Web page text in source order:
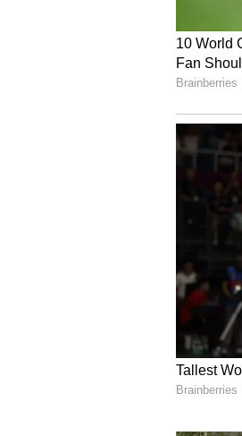
ದಿನ ಭವಿಷ್ಯ,
ಆಚರಣೆಗಳು,
ಪಡೆಯಲು